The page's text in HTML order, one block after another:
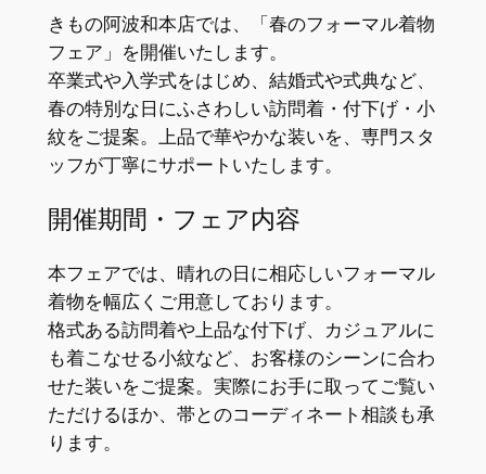
きもの阿波和本店では、「春のフォーマル着物
フェア」を開催いたします。
卒業式や入学式をはじめ、結婚式や式典など、
春の特別な日にふさわしい訪問着・付下げ・小
紋をご提案。上品で華やかな装いを、専門スタ
ッフが丁寧にサポートいたします。
開催期間・フェア内容
本フェアでは、晴れの日に相応しいフォーマル
着物を幅広くご用意しております。
格式ある訪問着や上品な付下げ、カジュアルに
も着こなせる小紋など、お客様のシーンに合わ
せた装いをご提案。実際にお手に取ってご覧い
ただけるほか、帯とのコーディネート相談も承
ります。